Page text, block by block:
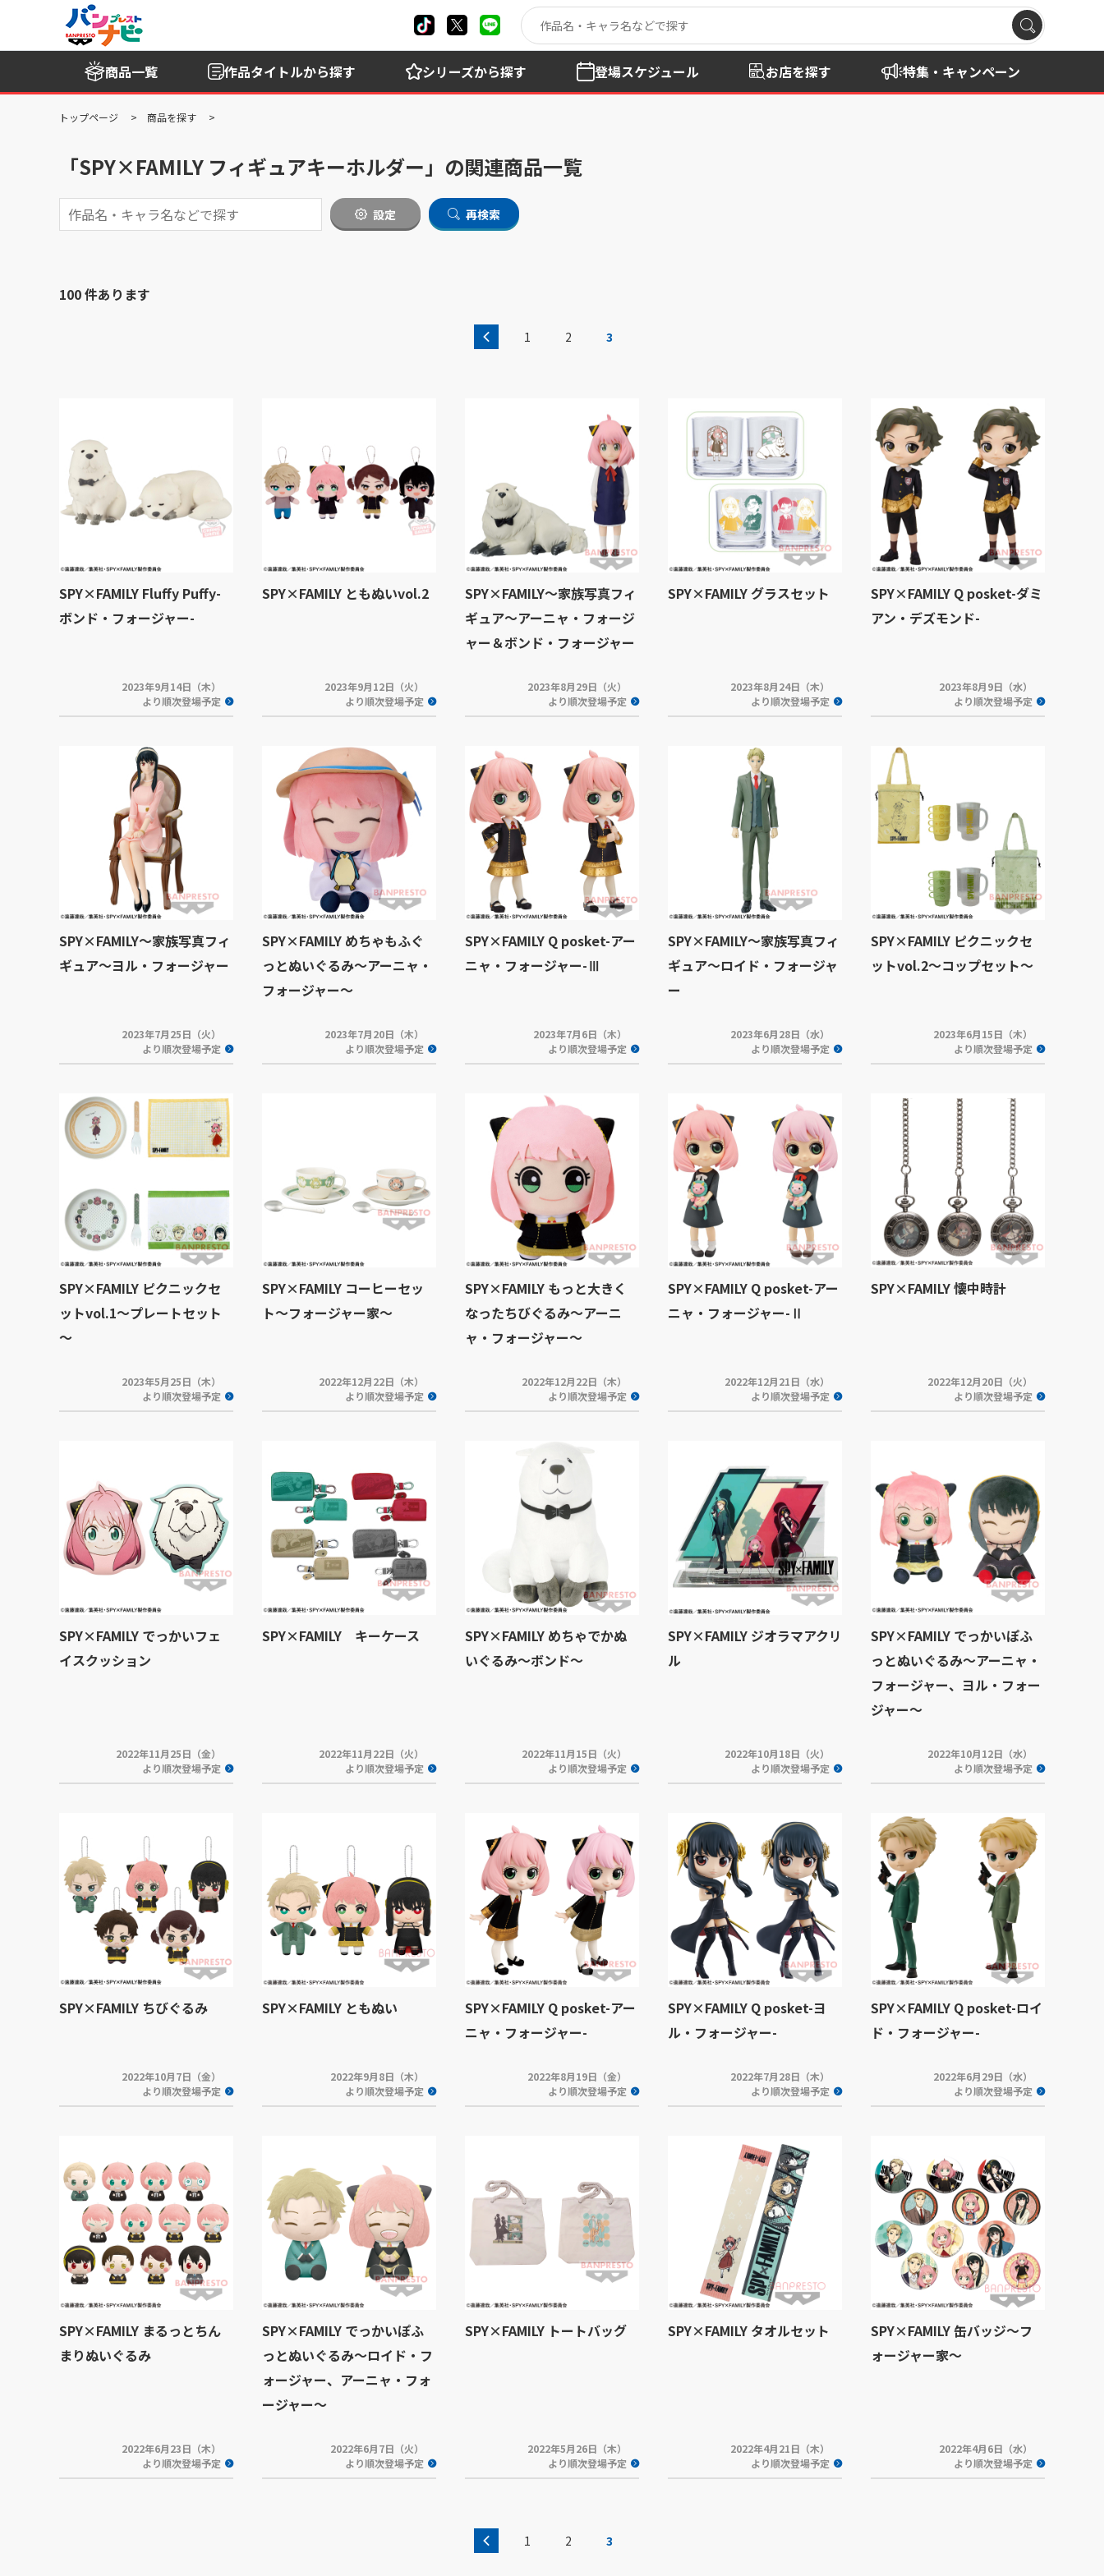
商品一覧 作品タイトルから探す シリーズから探す 登場スケジュール お店を探す 特集・キャンペーン
トップページ 商品を探す
「SPY×FAMILY フィギュアキーホルダー」の関連商品一覧
設定 再検索
100 件あります
1 2 3
SPY×FAMILY Fluffy Puffy-
ボンド・フォージャー-
2023年9月14日（木）
より順次登場予定
SPY×FAMILY ともぬいvol.2
2023年9月12日（火）
より順次登場予定
SPY×FAMILY～家族写真フィ
ギュア～アーニャ・フォージ
ャー＆ボンド・フォージャー
2023年8月29日（火）
より順次登場予定
SPY×FAMILY グラスセット
2023年8月24日（木）
より順次登場予定
SPY×FAMILY Q posket-ダミ
アン・デズモンド-
2023年8月9日（水）
より順次登場予定
SPY×FAMILY～家族写真フィ
ギュア～ヨル・フォージャー
2023年7月25日（火）
より順次登場予定
SPY×FAMILY めちゃもふぐ
っとぬいぐるみ～アーニャ・
フォージャー～
2023年7月20日（木）
より順次登場予定
SPY×FAMILY Q posket-アー
ニャ・フォージャー-Ⅲ
2023年7月6日（木）
より順次登場予定
SPY×FAMILY～家族写真フィ
ギュア～ロイド・フォージャ
ー
2023年6月28日（水）
より順次登場予定
SPY×FAMILY ピクニックセ
ットvol.2～コップセット～
2023年6月15日（木）
より順次登場予定
SPY×FAMILY ピクニックセ
ットvol.1～プレートセット
～
2023年5月25日（木）
より順次登場予定
SPY×FAMILY コーヒーセッ
ト～フォージャー家～
2022年12月22日（木）
より順次登場予定
SPY×FAMILY もっと大きく
なったちびぐるみ～アーニ
ャ・フォージャー～
2022年12月22日（木）
より順次登場予定
SPY×FAMILY Q posket-アー
ニャ・フォージャー-Ⅱ
2022年12月21日（水）
より順次登場予定
SPY×FAMILY 懐中時計
2022年12月20日（火）
より順次登場予定
SPY×FAMILY でっかいフェ
イスクッション
2022年11月25日（金）
より順次登場予定
SPY×FAMILY キーケース
2022年11月22日（火）
より順次登場予定
SPY×FAMILY めちゃでかぬ
いぐるみ～ボンド～
2022年11月15日（火）
より順次登場予定
SPY×FAMILY ジオラマアクリ
ル
2022年10月18日（火）
より順次登場予定
SPY×FAMILY でっかいぽふ
っとぬいぐるみ～アーニャ・
フォージャー、ヨル・フォー
ジャー～
2022年10月12日（水）
より順次登場予定
SPY×FAMILY ちびぐるみ
2022年10月7日（金）
より順次登場予定
SPY×FAMILY ともぬい
2022年9月8日（木）
より順次登場予定
SPY×FAMILY Q posket-アー
ニャ・フォージャー-
2022年8月19日（金）
より順次登場予定
SPY×FAMILY Q posket-ヨ
ル・フォージャー-
2022年7月28日（木）
より順次登場予定
SPY×FAMILY Q posket-ロイ
ド・フォージャー-
2022年6月29日（水）
より順次登場予定
SPY×FAMILY まるっとちん
まりぬいぐるみ
2022年6月23日（木）
より順次登場予定
SPY×FAMILY でっかいぽふ
っとぬいぐるみ～ロイド・フ
ォージャー、アーニャ・フォ
ージャー～
2022年6月7日（火）
より順次登場予定
SPY×FAMILY トートバッグ
2022年5月26日（木）
より順次登場予定
SPY×FAMILY タオルセット
2022年4月21日（木）
より順次登場予定
SPY×FAMILY 缶バッジ～フ
ォージャー家～
2022年4月6日（水）
より順次登場予定
1 2 3